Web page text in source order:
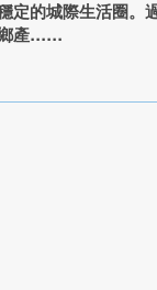
定的城際生活圈。
產...